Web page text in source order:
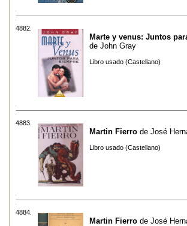
4882.
Marte y venus: Juntos
de John Gray
Libro usado (Castellano)
4883.
Martin Fierro de José
Libro usado (Castellano)
4884.
Martin Fierro de José